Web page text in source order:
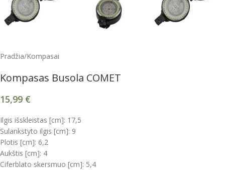
Pradžia/Kompasai
Kompasas Busola COMET
15,99 €
Ilgis išskleistas [cm]: 17,5
Sulankstyto ilgis [cm]: 9
Plotis [cm]: 6,2
Aukštis [cm]: 4
Ciferblato skersmuo [cm]: 5,4